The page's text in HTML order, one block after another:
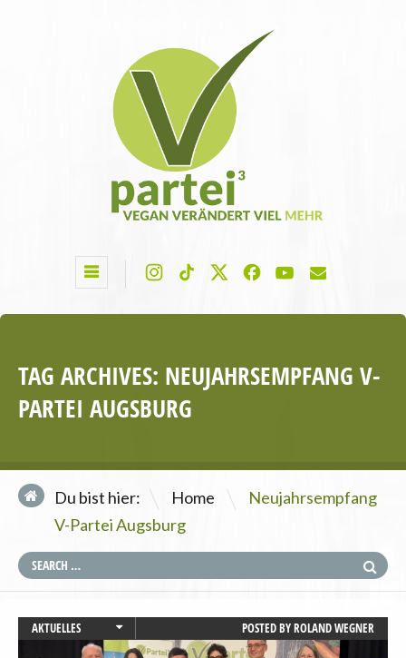
TAG ARCHIVES: NEUJAHRSEMPFANG V-
PARTEI AUGSBURG
Du bist hier: Home \
Neujahrsempfang
V-Partei Augsburg
AKTUELLES
POSTED BYROLAND WEGNER